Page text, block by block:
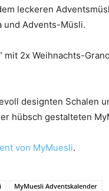
leckeren
und Advents-Müsli.
mit 2x Weihnachts-
designten Schalen
hübsch gestalteten
von MyMuesli.
MyMuesli Adventskalender